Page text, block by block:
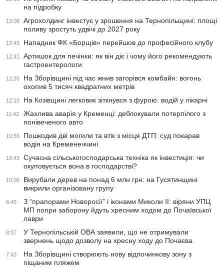
на підробку
13:08
Агрохолдинг інвестує у зрошення на Тернопільщині: площі
поливу зростуть удвічі до 2027 року
12:43 Нападник ФК «Борщів» перейшов до професійного клубу
12:41
Артишок для печінки: як він діє і чому його рекомендують
гастроентерологи
12:35
На Зборівщині під час жнив загорівся комбайн: вогонь
охопив 5 тисяч квадратних метрів
12:10 На Козівщині легковик зіткнувся з фурою: водій у лікарні
11:42
Жахлива аварія у Кременці: деблокували потерпілого з
понівеченого авто
10:55
Пошкодив дві могили та втік з місця ДТП: суд покарав
водія на Кременеччині
10:43
Сучасна сільськогосподарська техніка як інвестиція: чи
окуповується вона в господарстві?
10:00
Вирубали дерев на понад 6 млн грн: на Гусятинщині
викрили організовану групу
8:45
З “прапорами Новоросії” і іконами Миколи ІІ: віряни УПЦ
МП попри заборону йдуть хресним ходом до Почаївської
лаври
8:07
У Тернопільській ОВА заявили, що не отримували
звернень щодо дозволу на хресну ходу до Почаєва
7:43
На Зборівщині створюють нову відпочинкову зону з
піщаним пляжем